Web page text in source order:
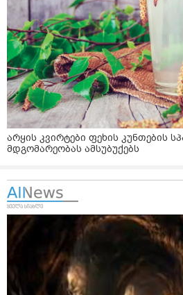
არყის კვირტები ფეხის კუნთების
მდგომარეობას ამსუბუქებს